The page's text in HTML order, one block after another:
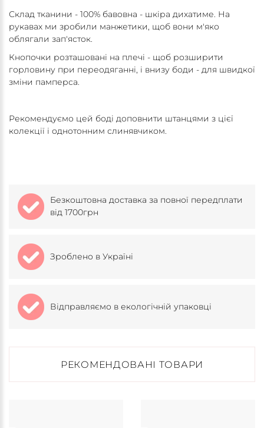
Склад тканини - 100% бавовна - шкіра дихатиме. На
рукавах ми зробили манжетики, щоб вони м'яко
облягали зап'ясток.
Кнопочки розташовані на плечі - щоб розширити
горловину при переодяганні, і внизу боди - для швидкої
зміни памперса.
Рекомендуємо цей боді доповнити штанцями з цієї
колекції і однотонним слинявчиком.
Безкоштовна доставка за повної передплати
від 1700грн
Зроблено в Україні
Відправляємо в екологічній упаковці
РЕКОМЕНДОВАНІ ТОВАРИ